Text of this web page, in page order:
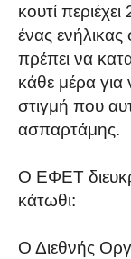
κουτί
ένας
πρέπει να
κάθε μέρα
στιγμή που
ασπαρτάμης.
Ο ΕΦΕΤ
κάτωθι:
Ο Διεθνής